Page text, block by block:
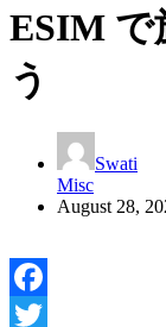
ESIM で
う
Swati
Misc
August 28,
Facebook